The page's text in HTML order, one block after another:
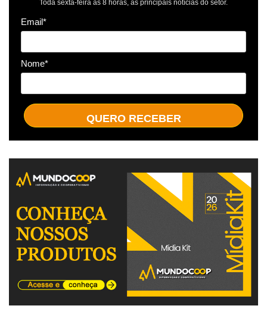
Toda sexta-feira às 8 horas, as principais notícias do setor.
Email*
Nome*
QUERO RECEBER